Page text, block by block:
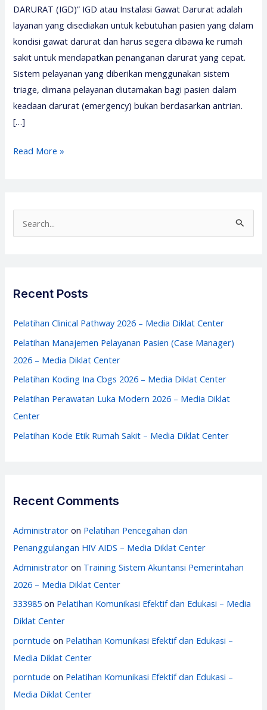
DARURAT (IGD)” IGD atau Instalasi Gawat Darurat adalah
layanan yang disediakan untuk kebutuhan pasien yang dalam
kondisi gawat darurat dan harus segera dibawa ke rumah
sakit untuk mendapatkan penanganan darurat yang cepat.
Sistem pelayanan yang diberikan menggunakan sistem
triage, dimana pelayanan diutamakan bagi pasien dalam
keadaan darurat (emergency) bukan berdasarkan antrian.
[…]
Pelatihan
Manajemen
Diklat
Read More »
e
f
o
r
Recent Posts
Pelatihan Clinical Pathway 2026 – Media Diklat Center
Pelatihan Manajemen Pelayanan Pasien (Case Manager)
2026 – Media Diklat Center
Pelatihan Koding Ina Cbgs 2026 – Media Diklat Center
Pelatihan Perawatan Luka Modern 2026 – Media Diklat
Center
Pelatihan Kode Etik Rumah Sakit – Media Diklat Center
Recent Comments
Administrator on Pelatihan Pencegahan dan
Penanggulangan HIV AIDS – Media Diklat Center
Administrator on Training Sistem Akuntansi Pemerintahan
2026 – Media Diklat Center
333985 on Pelatihan Komunikasi Efektif dan Edukasi – Media
Diklat Center
porntude on Pelatihan Komunikasi Efektif dan Edukasi –
Media Diklat Center
porntude on Pelatihan Komunikasi Efektif dan Edukasi –
Media Diklat Center